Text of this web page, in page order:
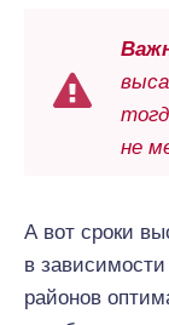
не
А вот сроки
в зависимости
районов